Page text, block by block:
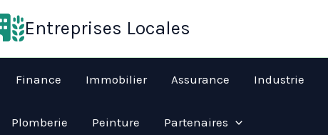
Entreprises Locales
Finance Immobilier Assurance Industrie
Plomberie Peinture Partenaires